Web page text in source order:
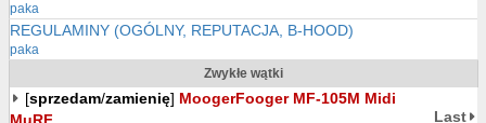
paka
REGULAMINY (OGÓLNY, REPUTACJA, B-HOOD)
paka
Zwykłe wątki
[sprzedam/zamienię] MoogerFooger MF-105M Midi
Last